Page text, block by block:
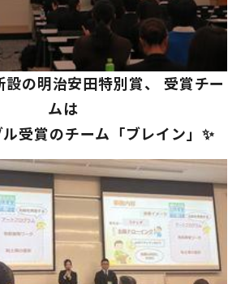
設の明治安田特別賞、 受賞チー
ムは
受賞のチーム「ブレイン」✨